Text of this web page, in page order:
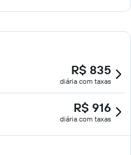
R$ 835
diária com taxas
R$ 916
diária com taxas